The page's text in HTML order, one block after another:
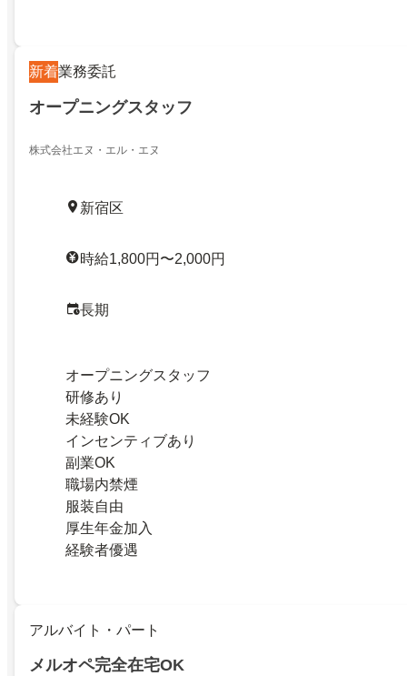
新着業務委託
オープニングスタッフ
株式会社エヌ・エル・エヌ
新宿区
時給1,800円〜2,000円
長期
オープニングスタッフ
研修あり
未経験OK
インセンティブあり
副業OK
職場内禁煙
服装自由
厚生年金加入
経験者優遇
アルバイト・パート
メルオペ完全在宅OK